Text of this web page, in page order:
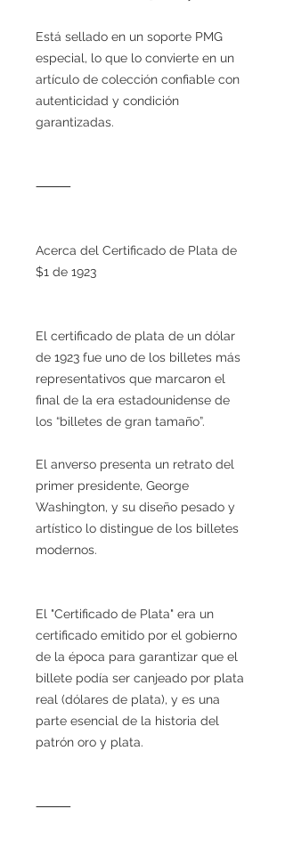
Está sellado en un soporte PMG
especial, lo que lo convierte en un
artículo de colección confiable con
autenticidad y condición
garantizadas.
⸻
Acerca del Certificado de Plata de
$1 de 1923
El certificado de plata de un dólar
de 1923 fue uno de los billetes más
representativos que marcaron el
final de la era estadounidense de
los “billetes de gran tamaño”.
El anverso presenta un retrato del
primer presidente, George
Washington, y su diseño pesado y
artístico lo distingue de los billetes
modernos.
El "Certificado de Plata" era un
certificado emitido por el gobierno
de la época para garantizar que el
billete podía ser canjeado por plata
real (dólares de plata), y es una
parte esencial de la historia del
patrón oro y plata.
⸻